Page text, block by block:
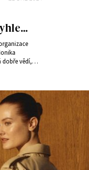
je
dobře vědí,
která